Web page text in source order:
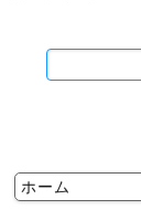
ホーム